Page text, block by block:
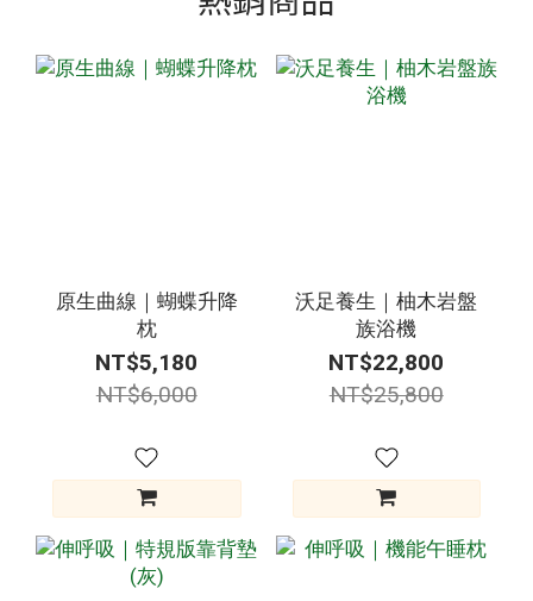
原生曲線｜蝴蝶升降
枕
NT$5,180
NT$6,000
沃足養生｜柚木岩盤
族浴機
NT$22,800
NT$25,800